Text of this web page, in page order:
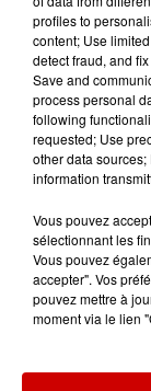
Podcasts
profiles to
content; Use
detect fraud, and
Save and
process personal
following
requested; Use
other data
information
Vous pouvez
sélectionnant les
Vous pouvez
accepter". Vos
pouvez mettre à
moment via le lien